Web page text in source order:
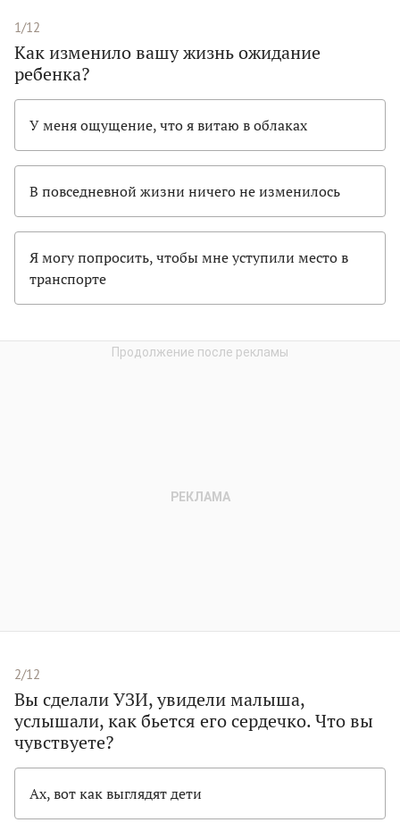
1/12
Как изменило вашу жизнь ожидание
ребенка?
У меня ощущение, что я витаю в облаках
В повседневной жизни ничего не изменилось
Я могу попросить, чтобы мне уступили место в
транспорте
2/12
Вы сделали УЗИ, увидели малыша,
услышали, как бьется его сердечко. Что вы
чувствуете?
Ах, вот как выглядят дети